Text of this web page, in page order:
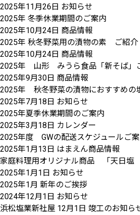
2025年11月26日 お知らせ
2025年 冬季休業期間のご案内
2025年10月24日 商品情報
2025年 秋冬野菜用の漬物の素 ご紹介
2025年10月24日 商品情報
2025年 山形 みうら食品「新そば」
2025年9月30日 商品情報
2025年 秋冬野菜の漬物におすすめ
2025年7月18日 お知らせ
2025年夏季休業期間のご案内
2025年3月18日 カレンダー
2025年度 GWの配送スケジュールご
2025年1月13日 はまえん商品情報
家庭料理用オリジナル商品 「天日塩
2025年1月1日 お知らせ
2025年1月 新年のご挨拶
2024年12月1日 お知らせ
浜松塩業新社屋 12月1日 竣工のお知ら